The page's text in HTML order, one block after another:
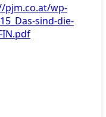
pjm.co.at/wp-
sind-die-